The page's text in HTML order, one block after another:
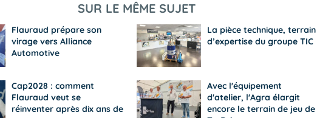
SUR LE MÊME SUJET
Flauraud prépare son
virage vers Alliance
Automotive
La pièce technique, terrain
d’expertise du groupe TIC
Cap2028 : comment
Flauraud veut se
réinventer après dix ans de
Avec l'équipement
d'atelier, l'Agra élargit
encore le terrain de jeu de